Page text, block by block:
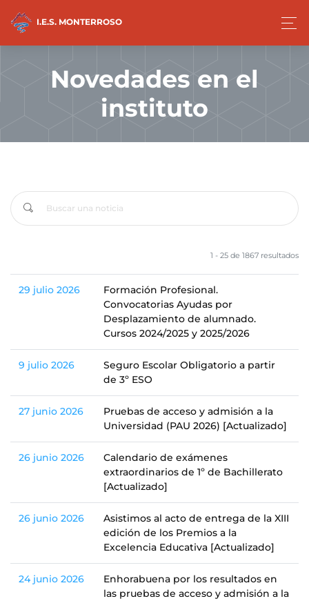
I.E.S. MONTERROSO
Novedades en el
instituto
1 - 25 de 1867 resultados
29 julio 2026
Formación Profesional.
Convocatorias Ayudas por
Desplazamiento de alumnado.
Cursos 2024/2025 y 2025/2026
9 julio 2026
Seguro Escolar Obligatorio a partir
de 3º ESO
27 junio 2026
Pruebas de acceso y admisión a la
Universidad (PAU 2026) [Actualizado]
26 junio 2026
Calendario de exámenes
extraordinarios de 1º de Bachillerato
[Actualizado]
26 junio 2026
Asistimos al acto de entrega de la XIII
edición de los Premios a la
Excelencia Educativa [Actualizado]
24 junio 2026
Enhorabuena por los resultados en
las pruebas de acceso y admisión a la